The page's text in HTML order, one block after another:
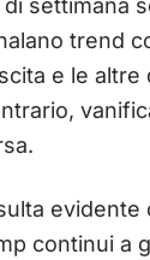
settimana
trend
e le altre
evidente
continui a